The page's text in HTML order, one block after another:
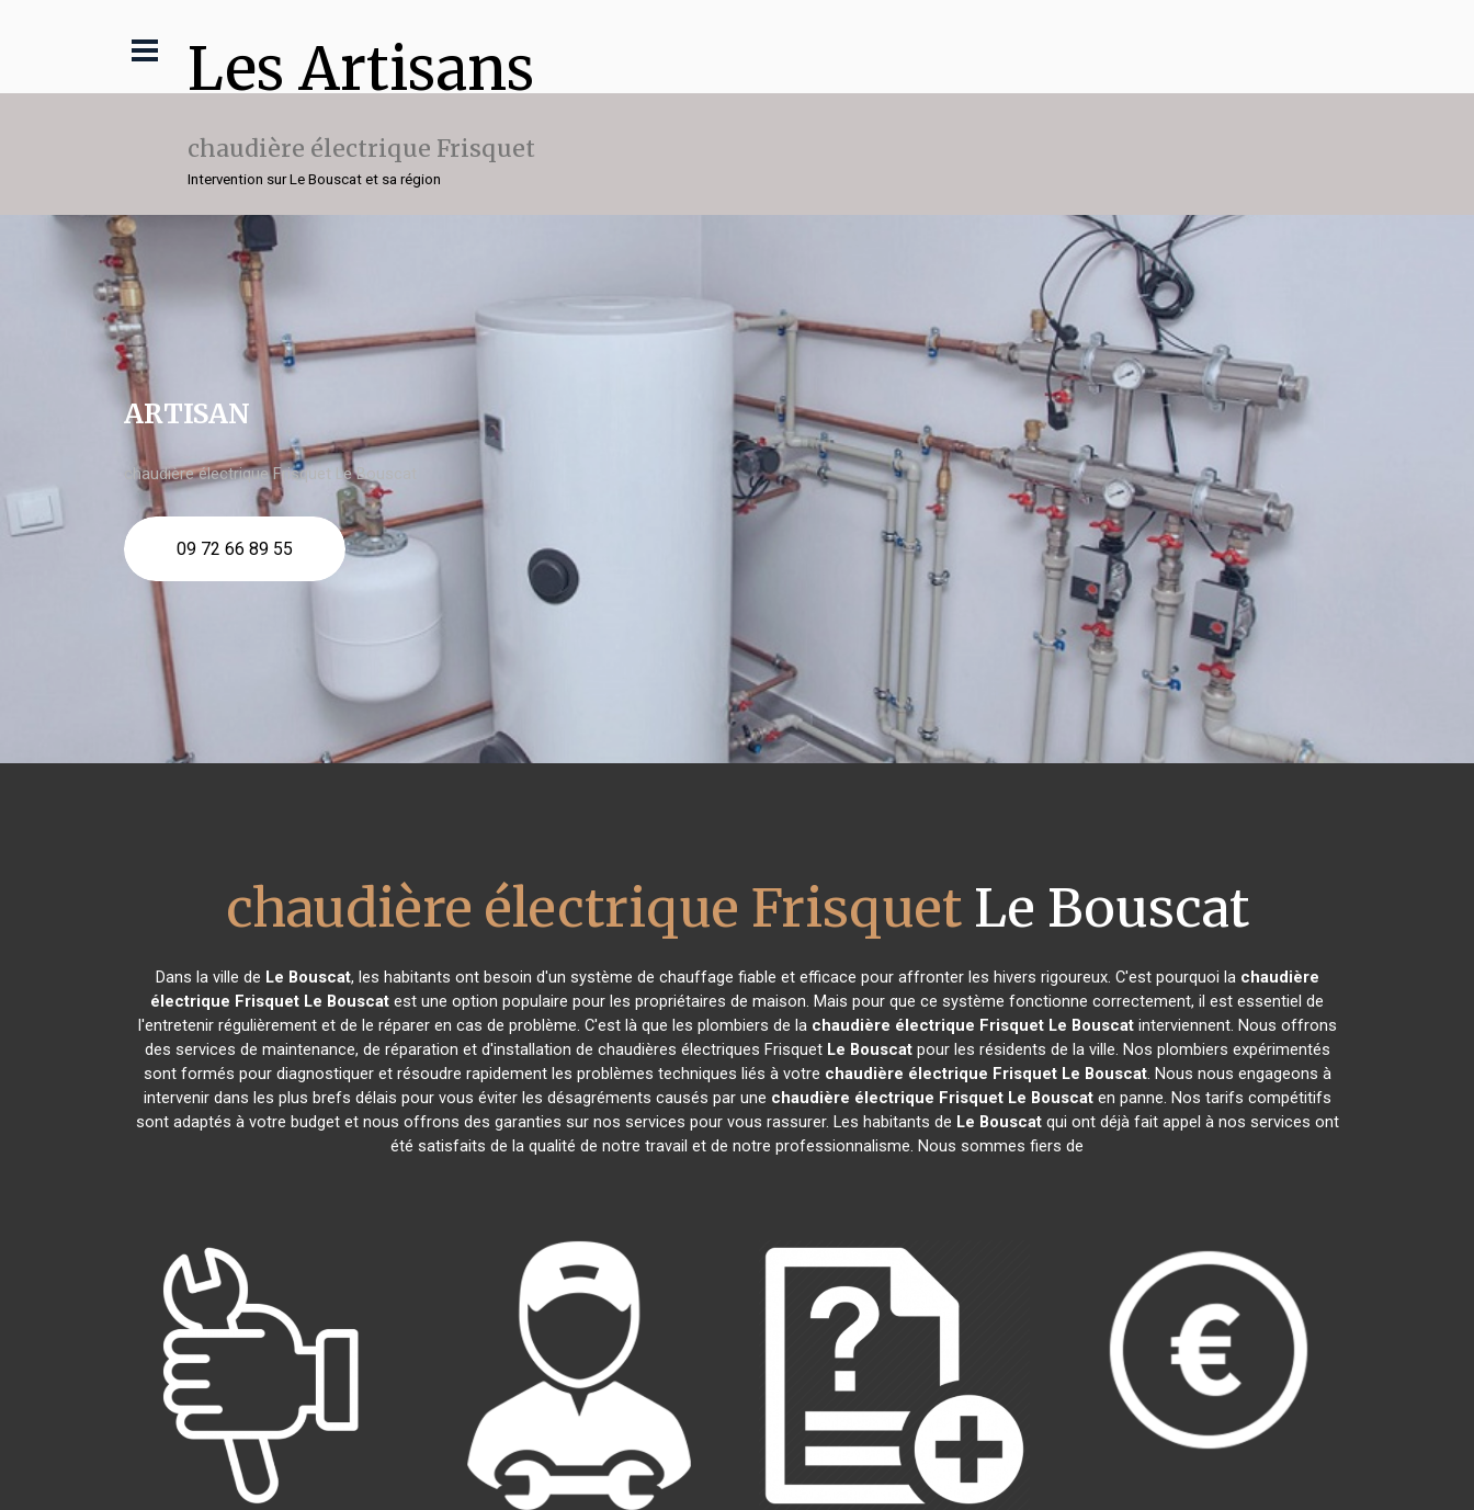
Les Artisans
chaudière électrique Frisquet
Intervention sur Le Bouscat et sa région
ARTISAN
chaudière électrique Frisquet Le Bouscat
09 72 66 89 55
chaudière électrique FrisquetLe Bouscat
Dans la ville de Le Bouscat, les habitants ont besoin d'un système de chauffage fiable et efficace pour affronter les hivers rigoureux. C'est pourquoi la chaudière
électrique Frisquet Le Bouscat est une option populaire pour les propriétaires de maison. Mais pour que ce système fonctionne correctement, il est essentiel de
l'entretenir régulièrement et de le réparer en cas de problème. C'est là que les plombiers de la chaudière électrique Frisquet Le Bouscatinterviennent. Nous offrons
des services de maintenance, de réparation et d'installation de chaudières électriques Frisquet Le Bouscatpour les résidents de la ville. Nos plombiers expérimentés
sont formés pour diagnostiquer et résoudre rapidement les problèmes techniques liés à votre chaudière électrique Frisquet Le Bouscat. Nous nous engageons à
intervenir dans les plus brefs délais pour vous éviter les désagréments causés par une chaudière électrique Frisquet Le Bouscaten panne. Nos tarifs compétitifs
sont adaptés à votre budget et nous offrons des garanties sur nos services pour vous rassurer. Les habitants de Le Bouscatqui ont déjà fait appel à nos services ont
été satisfaits de la qualité de notre travail et de notre professionnalisme. Nous sommes fiers de